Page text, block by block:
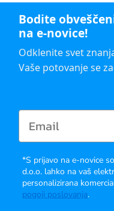
Bodite
na e-novice!
Odklenite svet
Vaše potovanje se
*S prijavo na e-novice
d.o.o. lahko na vaš
personalizirana
pogoji poslovanja.